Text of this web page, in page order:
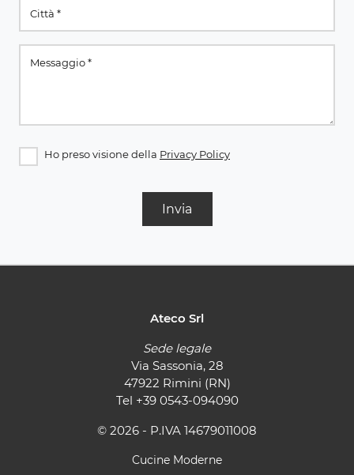
Ho preso visione della Privacy Policy
Invia
Ateco Srl
Sede legale
Via Sassonia, 28
47922 Rimini (RN)
Tel +39 0543-094090
© 2026 - P.IVA 14679011008
Cucine Moderne